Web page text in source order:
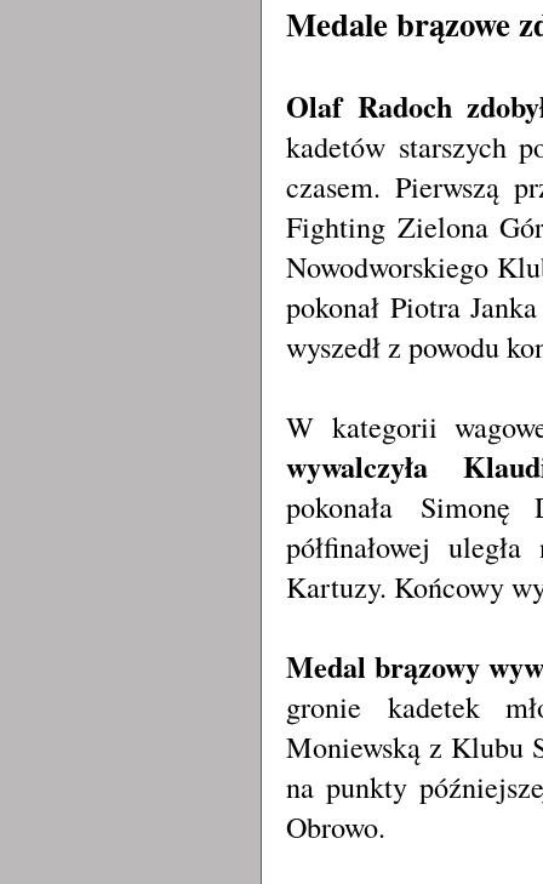
Medale brązowe
Olaf Radoch
kadetów starszych
czasem. Pierwszą
Fighting Zielona
Nowodworskiego
pokonał Piotra
wyszedł z powodu
W kategorii
wywalczyła
pokonała
półfinałowej
Kartuzy. Końcowy
Medal brązowy
gronie kadetek
Moniewską z Klubu
na punkty
Obrowo.